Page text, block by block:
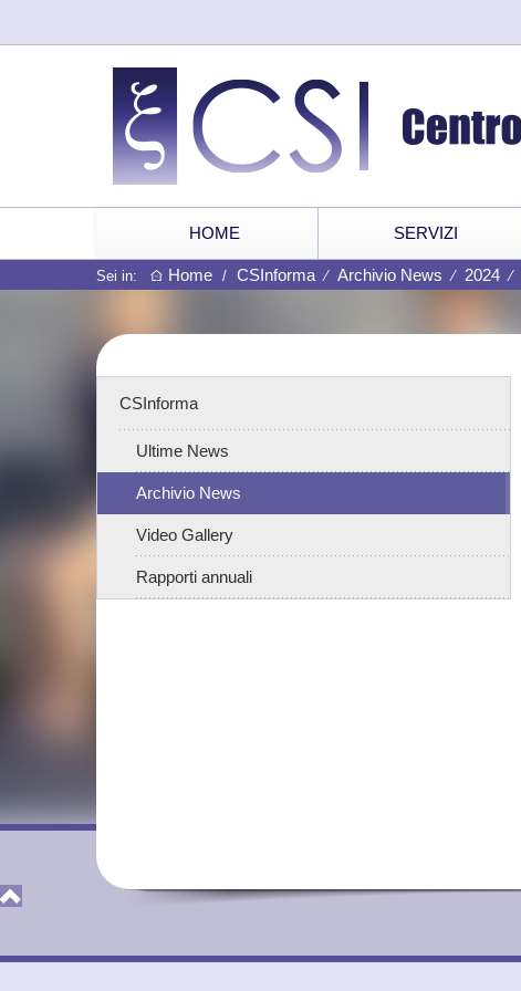
HOME SERVIZI
Sei in: Home / CSInforma ⁄ Archivio News ⁄ 2024 ⁄
CSInforma
Ultime News
Archivio News
Video Gallery
Rapporti annuali